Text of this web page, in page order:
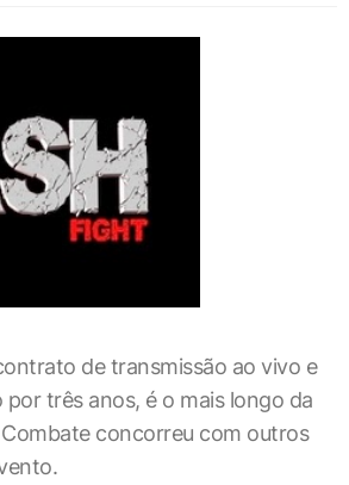
de transmissão ao vivo e
três anos, é o mais longo da
concorreu com outros